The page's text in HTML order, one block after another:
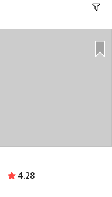
4.28